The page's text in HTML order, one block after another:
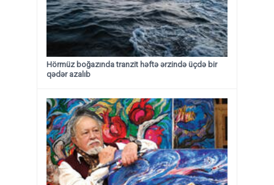
Hörmüz boğazında tranzit həftə ərzində üçdə bir
qədər azalıb